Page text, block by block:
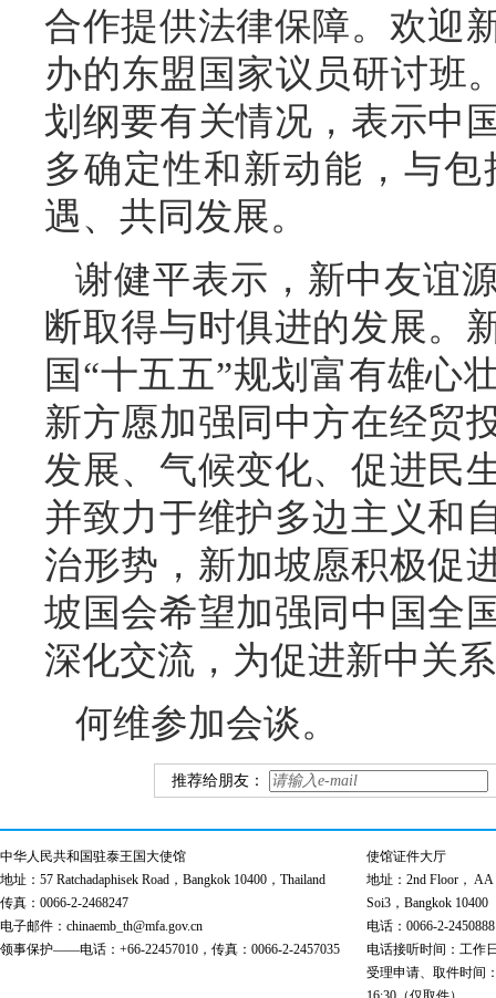
合作提供法律保障。欢迎
办的东盟国家议员研讨班
划纲要有关情况，表示中
多确定性和新动能，与
遇、共同发展。
谢健平表示，新中友谊
断取得与时俱进的发展。
国“十五五”规划富有雄心
新方愿加强同中方在经贸
发展、气候变化、促进民
并致力于维护多边主义和
治形势，新加坡愿积极促
坡国会希望加强同中国全
深化交流，为促进新中关
何维参加会谈。
推荐给朋友：
中华人民共和国驻泰王国大使馆
地址：57 Ratchadaphisek Road，Bangkok 10400，Thailand
传真：0066-2-2468247
电子邮件：chinaemb_th@mfa.gov.cn
领事保护——电话：+66-22457010，传真：0066-2-2457035
使馆证件大厅
地址：2nd Floor， AA
Soi3，Bangkok 10400
电话：0066-2-
电话接听时间：工作
受理申请、取件时间